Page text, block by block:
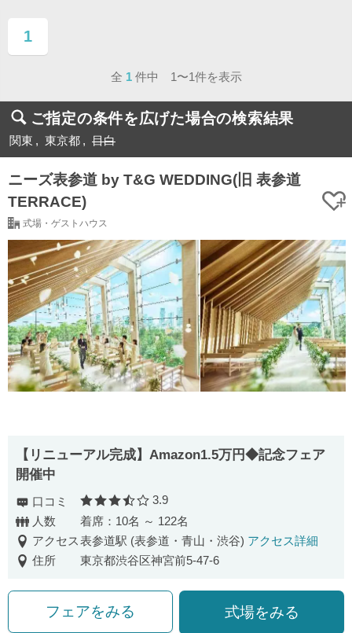
1
ページ目
全 1 件中 1〜1件を表示
ご指定の条件を広げた場合の検索結果
関東 東京都 目白
ニーズ表参道 by T&G WEDDING(旧 表参道
TERRACE)
式場・ゲストハウス
【リニューアル完成】Amazon1.5万円◆記念フェア
開催中
口コミ 口コミ評価
3.9
人数
着席：10名 ～ 122名
アクセス表参道駅 (表参道・青山・渋谷) アクセス詳細
住所
東京都渋谷区神宮前5-47-6
フェアをみる 式場をみる